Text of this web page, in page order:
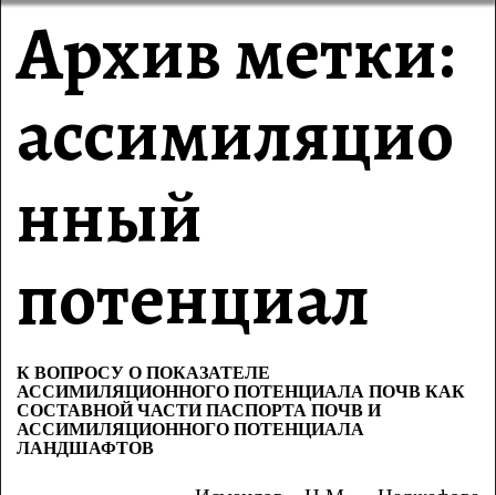
Архив метки:
ассимиляцио
нный
потенциал
К ВОПРОСУ О ПОКАЗАТЕЛЕ
АССИМИЛЯЦИОННОГО ПОТЕНЦИАЛА ПОЧВ КАК
СОСТАВНОЙ ЧАСТИ ПАСПОРТА ПОЧВ И
АССИМИЛЯЦИОННОГО ПОТЕНЦИАЛА
ЛАНДШАФТОВ